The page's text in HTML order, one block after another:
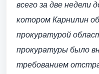
всего за две недели
котором Карнилин
прокуратурой
прокуратуры было
требованием